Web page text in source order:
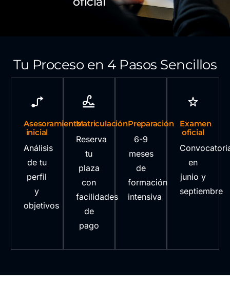
Tu Proceso en 4 Pasos Sencillos
Asesoramiento
inicial
Análisis
de tu
perfil
y
objetivos
Matriculación
Reserva
tu
plaza
con
facilidades
de
pago
Preparación
6-9
meses
de
formación
intensiva
Examen
oficial
en
junio y
septiembre